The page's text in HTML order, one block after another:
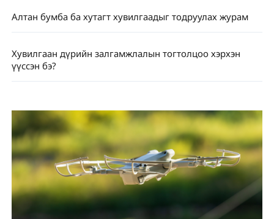
Алтан бумба ба хутагт хувилгаадыг тодруулах журам
Хувилгаан дүрийн залгамжлалын тогтолцоо хэрхэн
үүссэн бэ?